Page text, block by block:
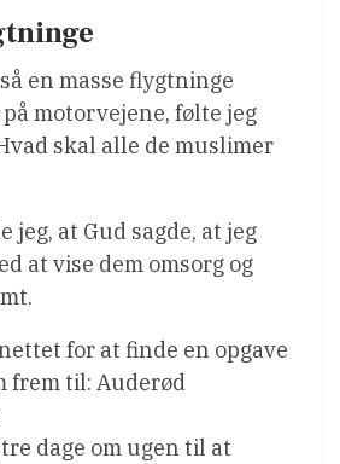
en masse flygtninge
motorvejene, følte jeg
skal alle de muslimer
jeg, at Gud sagde, at jeg
at vise dem omsorg og
for at finde en opgave
frem til: Auderød
dage om ugen til at